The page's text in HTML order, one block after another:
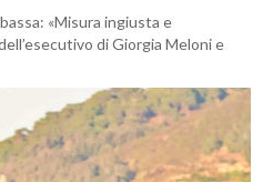
«Misura ingiusta e
di Giorgia Meloni e